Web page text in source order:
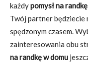
każdypomysł na
Twój partner będziecie
spędzonym czasem.
zainteresowania obu
na randkę w domu